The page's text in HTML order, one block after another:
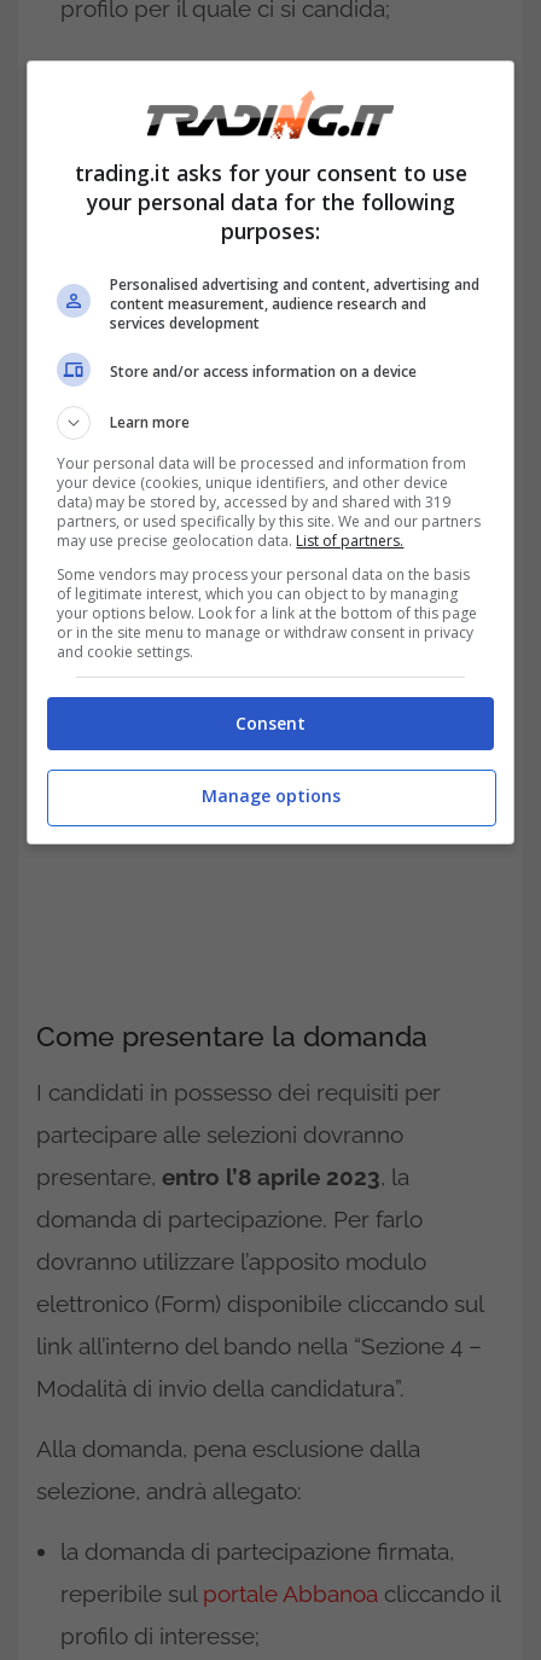
profilo per il quale ci si candida;
laurea in ambito giuridicoed esperienza
di almeno due anni presso studi
candidano come addetto amministrativo
laureain qualsiasi disciplina ed
nella gestione di procedure di gara di
appalto, per coloro che si candidano nel
profilo di addetto amministrativo settore
procurement.
Leggi anche:Assunzioni in Comune da
subito, fai presto a candidarti, la scadenza è
vicina
Come presentare la domanda
I candidati in possesso dei requisiti per
partecipare alle selezioni dovranno
presentare, entro l’8 aprile 2023, la
domanda di partecipazione. Per farlo
dovranno utilizzare l’apposito modulo
elettronico (Form) disponibile cliccando sul
link all’interno del bando nella “Sezione 4 –
Modalità di invio della candidatura”.
Alla domanda, pena esclusione dalla
selezione, andrà allegato:
la domanda di partecipazione firmata,
reperibile sul portale Abbanoa cliccando il
profilo di interesse;
trading.it asks for your consent to use
your personal data for the following
purposes:
Personalised advertising and content, advertising and
content measurement, audience research and
services development
Store and/or access information on a device
Learn more
Your personal data will be processed and information from
your device (cookies, unique identifiers, and other device
data) may be stored by, accessed by and shared with 319
partners, or used specifically by this site. We and our partners
may use precise geolocation data. List of partners.
Some vendors may process your personal data on the basis
of legitimate interest, which you can object to by managing
your options below. Look for a link at the bottom of this page
or in the site menu to manage or withdraw consent in privacy
and cookie settings.
Consent
Manage options